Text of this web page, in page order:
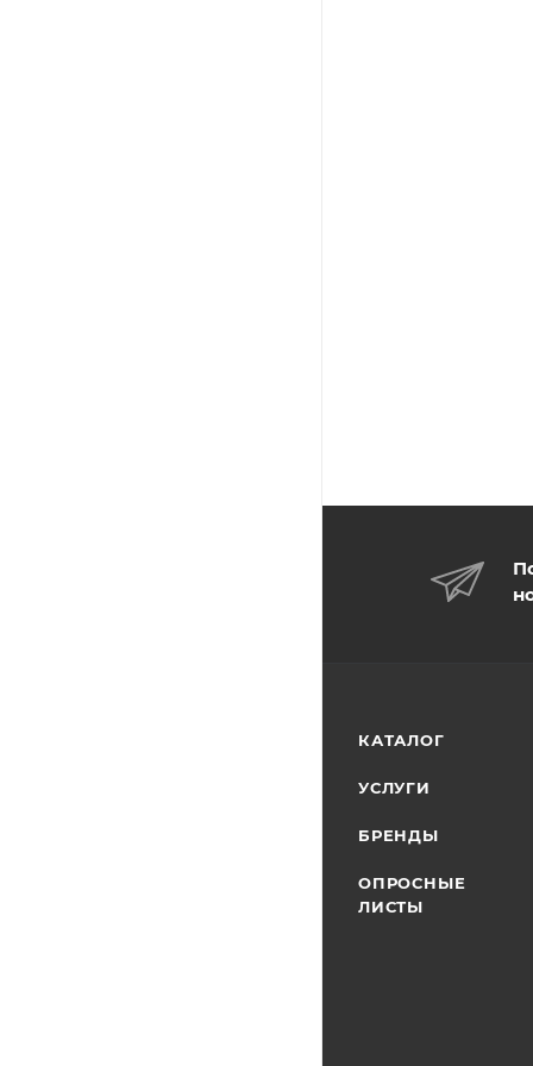
КАТАЛОГ
УСЛУГИ
БРЕНДЫ
ОПРОСНЫЕ
ЛИСТЫ